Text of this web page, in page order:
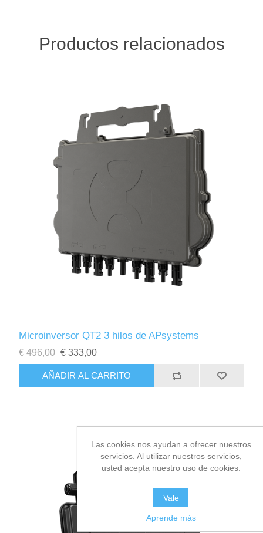
Productos relacionados
Microinversor QT2 3 hilos de APsystems
€ 496,00 € 333,00
Las cookies nos ayudan a ofrecer nuestros
servicios. Al utilizar nuestros servicios,
usted acepta nuestro uso de cookies.
Vale
Aprende más